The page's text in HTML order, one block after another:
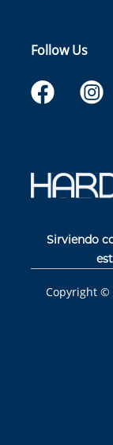
Follow Us
Sirviendo
Copyright ©